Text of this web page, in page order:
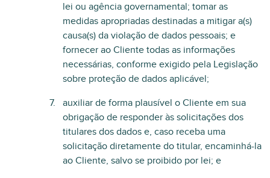
lei ou agência governamental; tomar as
medidas apropriadas destinadas a mitigar a(s)
causa(s) da violação de dados pessoais; e
fornecer ao Cliente todas as informações
necessárias, conforme exigido pela Legislação
sobre proteção de dados aplicável;
auxiliar de forma plausível o Cliente em sua
obrigação de responder às solicitações dos
titulares dos dados e, caso receba uma
solicitação diretamente do titular, encaminhá-la
ao Cliente, salvo se proibido por lei; e